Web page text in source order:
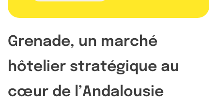
Grenade, un marché
hôtelier stratégique au
cœur de l’Andalousie